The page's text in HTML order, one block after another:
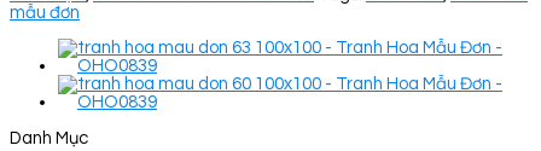
mẫu đơn
Danh Mục